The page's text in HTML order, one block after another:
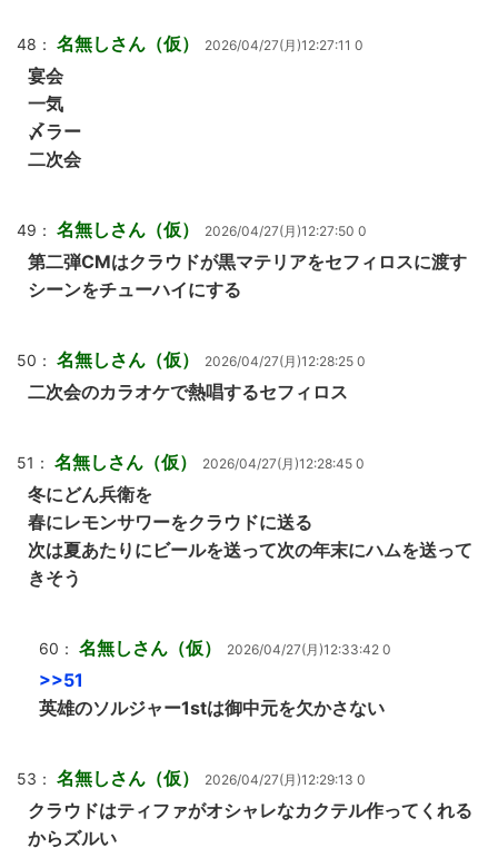
48： 名無しさん（仮） 2026/04/27(月)12:27:11 0
宴会
一気
〆ラー
二次会
49： 名無しさん（仮） 2026/04/27(月)12:27:50 0
第二弾CMはクラウドが黒マテリアをセフィロスに渡す
シーンをチューハイにする
50： 名無しさん（仮） 2026/04/27(月)12:28:25 0
二次会のカラオケで熱唱するセフィロス
51： 名無しさん（仮） 2026/04/27(月)12:28:45 0
冬にどん兵衛を
春にレモンサワーをクラウドに送る
次は夏あたりにビールを送って次の年末にハムを送って
きそう
60： 名無しさん（仮） 2026/04/27(月)12:33:42 0
>>51
英雄のソルジャー1stは御中元を欠かさない
53： 名無しさん（仮） 2026/04/27(月)12:29:13 0
クラウドはティファがオシャレなカクテル作ってくれる
からズルい